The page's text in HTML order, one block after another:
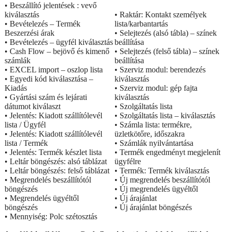
• Beszállító jelentések : vevő
kiválasztás
• Bevételezés – Termék
Beszerzési árak
• Bevételezés – ügyfél kiválasztás
• Cash Flow – bejövő és kimenő
számlák
• EXCEL import – oszlop lista
• Egyedi kód kiválasztása –
Kiadás
• Gyártási szám és lejárati
dátumot kiválaszt
• Jelentés: Kiadott szállítólevél
lista / Ügyfél
• Jelentés: Kiadott szállítólevél
lista / Termék
• Jelentés: Termék készlet lista
• Leltár böngészés: alsó táblázat
• Leltár böngészés: felső táblázat
• Megrendelés beszállítótól
böngészés
• Megrendelés ügyéltől
böngészés
• Mennyiség: Polc szétosztás
• Raktár: Kontakt személyek
lista/karbantartás
• Selejtezés (alsó tábla) – színek
beállítása
• Selejtezés (felső tábla) – színek
beállítása
• Szerviz modul: berendezés
kiválasztás
• Szerviz modul: gép fajta
kiválasztás
• Szolgáltatás lista
• Szolgáltatás lista – kiválasztás
• Számla lista: termékre,
üzletkötőre, időszakra
• Számlák nyilvántartása
• Termék engedményt megjelenít
ügyfélre
• Termék: Termék kiválasztás
• Új megrendelés beszállítótól
• Új megrendelés ügyéltől
• Új árajánlat
• Új árajánlat böngészés